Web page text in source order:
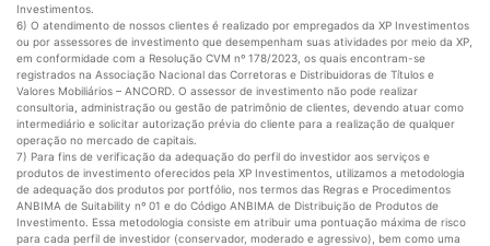
Investimentos.
6) O atendimento de nossos clientes é realizado por empregados da XP Investimentos
ou por assessores de investimento que desempenham suas atividades por meio da XP,
em conformidade com a Resolução CVM nº 178/2023, os quais encontram-se
registrados na Associação Nacional das Corretoras e Distribuidoras de Títulos e
Valores Mobiliários – ANCORD. O assessor de investimento não pode realizar
consultoria, administração ou gestão de patrimônio de clientes, devendo atuar como
intermediário e solicitar autorização prévia do cliente para a realização de qualquer
operação no mercado de capitais.
7) Para fins de verificação da adequação do perfil do investidor aos serviços e
produtos de investimento oferecidos pela XP Investimentos, utilizamos a metodologia
de adequação dos produtos por portfólio, nos termos das Regras e Procedimentos
ANBIMA de Suitability nº 01 e do Código ANBIMA de Distribuição de Produtos de
Investimento. Essa metodologia consiste em atribuir uma pontuação máxima de risco
para cada perfil de investidor (conservador, moderado e agressivo), bem como uma